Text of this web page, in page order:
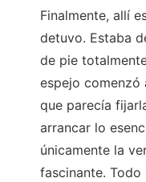
Finalmente, allí
detuvo. Estaba
de pie
espejo comenzó
que parecía
arrancar lo
únicamente la
fascinante. Todo